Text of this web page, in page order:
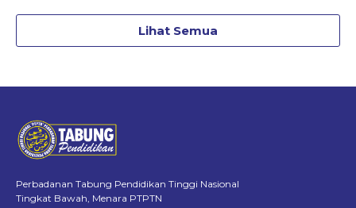
Lihat Semua
Perbadanan Tabung Pendidikan Tinggi Nasional
Tingkat Bawah, Menara PTPTN